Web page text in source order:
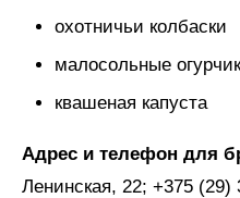
охотничьи колбаски
малосольные
квашеная капуста
Адрес и телефон для
Ленинская, 22; +375